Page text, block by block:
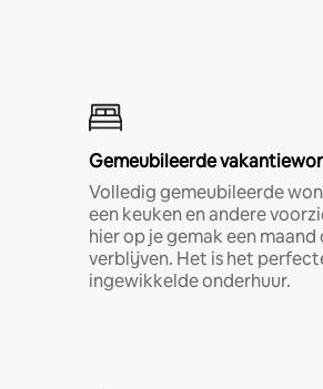
Gemeubileerde
Volledig gemeubileerde
een keuken en andere
hier op je gemak een
verblijven. Het is het
ingewikkelde onderhuur.